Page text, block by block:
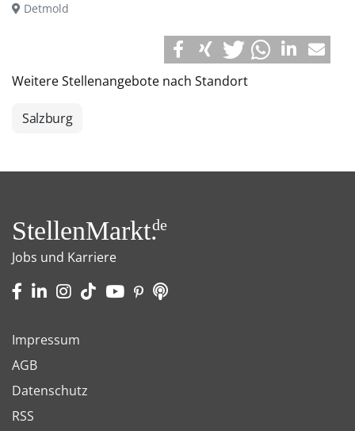
Detmold
Weitere Stellenangebote nach Standort
Salzburg
StellenMarkt.de
Jobs und Karriere
Impressum
AGB
Datenschutz
RSS